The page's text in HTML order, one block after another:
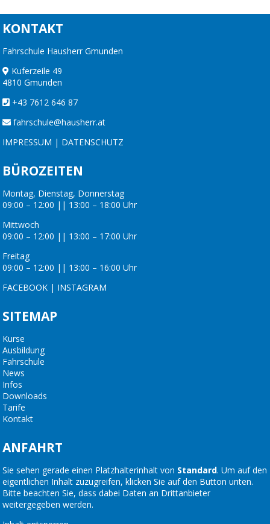
KONTAKT
Fahrschule Hausherr Gmunden
Kuferzeile 49
4810 Gmunden
+43 7612 646 87
fahrschule@hausherr.at
IMPRESSUM | DATENSCHUTZ
BÜROZEITEN
Montag, Dienstag, Donnerstag
09:00 – 12:00 || 13:00 – 18:00 Uhr
Mittwoch
09:00 – 12:00 || 13:00 – 17:00 Uhr
Freitag
09:00 – 12:00 || 13:00 – 16:00 Uhr
FACEBOOK | INSTAGRAM
SITEMAP
Kurse
Ausbildung
Fahrschule
News
Infos
Downloads
Tarife
Kontakt
ANFAHRT
Sie sehen gerade einen Platzhalterinhalt von Standard. Um auf den
eigentlichen Inhalt zuzugreifen, klicken Sie auf den Button unten.
Bitte beachten Sie, dass dabei Daten an Drittanbieter
weitergegeben werden.